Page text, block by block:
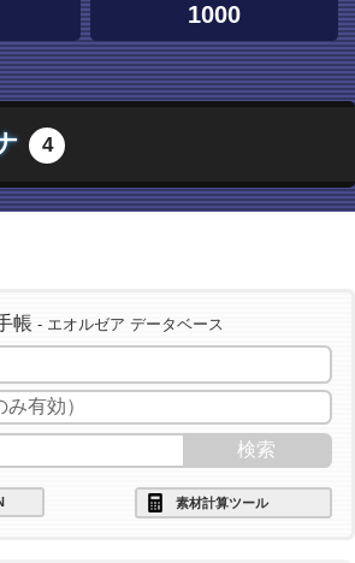
1000
4
帳 - エオルゼア データベース
素材計算ツール